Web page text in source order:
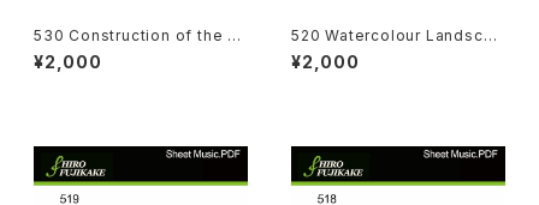
530 Construction of the Ra
inbow (Flute Orchestra)
¥2,000
520 Watercolour Landscap
e (Flute + Piano)
¥2,000